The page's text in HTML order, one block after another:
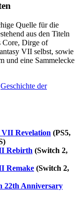
Quelle für die
aus den Titeln
Core, Dirge of
VII selbst, sowie
und eine Sammelecke
Geschichte der
Revelation (PS5,
Rebirth (Switch 2,
Remake (Switch 2,
22th Anniversary